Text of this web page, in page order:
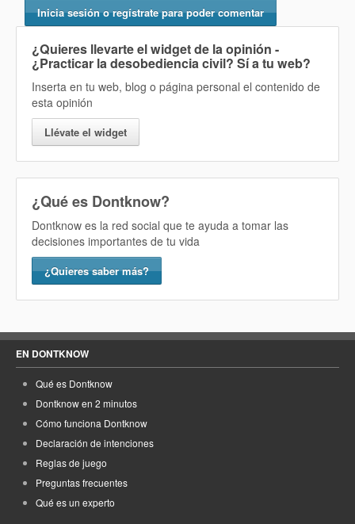
Inicia sesión o regístrate para poder comentar
¿Quieres llevarte el widget de la opinión -
¿Practicar la desobediencia civil? Sía tu web?
Inserta en tu web, blog o página personal el contenido de
esta opinión
Llévate el widget
¿Qué es Dontknow?
Dontknow es la red social que te ayuda a tomar las
decisiones importantes de tu vida
¿Quieres saber más?
EN DONTKNOW
Qué es Dontknow
Dontknow en 2 minutos
Cómo funciona Dontknow
Declaración de intenciones
Reglas de juego
Preguntas frecuentes
Qué es un experto